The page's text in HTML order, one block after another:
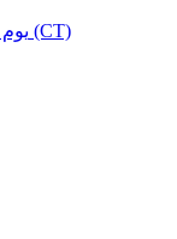
يوم الاحد - يوم الخميس: 10 صباحًا - 5 مساء (CT)